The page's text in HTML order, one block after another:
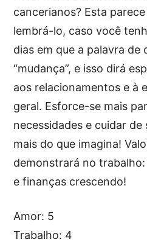
cancerianos? Esta
lembrá-lo, caso você
dias em que a palavra de
“mudança”, e isso dirá
aos relacionamentos e à
geral. Esforce-se mais
necessidades e cuidar
mais do que imagina!
demonstrará no
e finanças crescendo!
Amor: 5
Trabalho: 4